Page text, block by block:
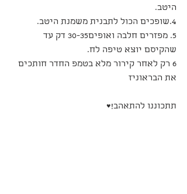
היטב.
4.שופכים הכול לתבנית משמנת היטב.
5. מפזרים חלבה ואופים30-35 דק עד
שהקיסם יוצא טיפה לח.
6 רק לאחר קירור מלא בטמפ החדר חותכים
את הבראוניז
תתכוננו להתאהב!♥️